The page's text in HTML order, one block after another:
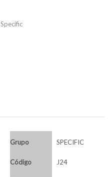
Specific
Grupo SPECIFIC
Código J24